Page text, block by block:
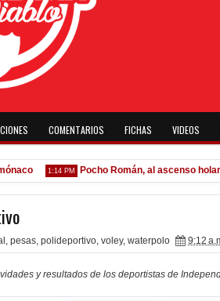
COMENTARIOS FICHAS VIDEOS
1:14 PM Pocho Román, al ascenso holandés
, pesas, polideportivo, voley, waterpolo 9:12
y resultados de los deportistas de